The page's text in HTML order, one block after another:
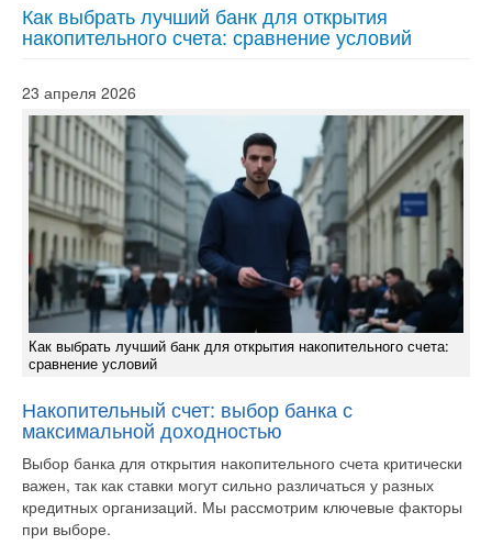
Как выбрать лучший банк для открытия
накопительного счета: сравнение условий
23 апреля 2026
Как выбрать лучший банк для открытия накопительного счета:
сравнение условий
Накопительный счет: выбор банка с
максимальной доходностью
Выбор банка для открытия накопительного счета критически
важен, так как ставки могут сильно различаться у разных
кредитных организаций. Мы рассмотрим ключевые факторы
при выборе.